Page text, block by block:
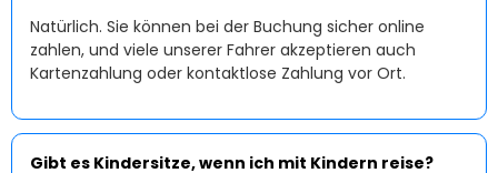
Natürlich. Sie können bei der Buchung sicher online
zahlen, und viele unserer Fahrer akzeptieren auch
Kartenzahlung oder kontaktlose Zahlung vor Ort.
Gibt es Kindersitze, wenn ich mit Kindern reise?